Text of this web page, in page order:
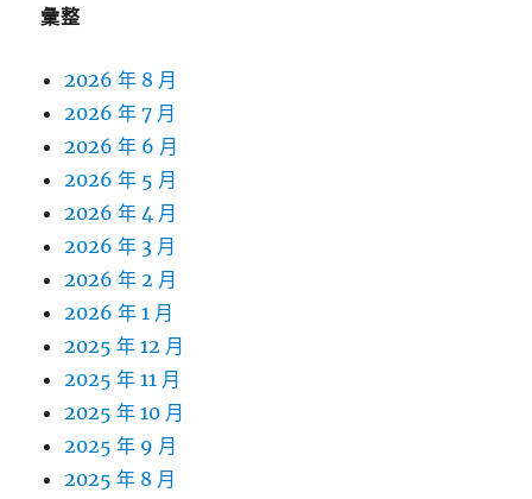
彙整
2026 年 8 月
2026 年 7 月
2026 年 6 月
2026 年 5 月
2026 年 4 月
2026 年 3 月
2026 年 2 月
2026 年 1 月
2025 年 12 月
2025 年 11 月
2025 年 10 月
2025 年 9 月
2025 年 8 月